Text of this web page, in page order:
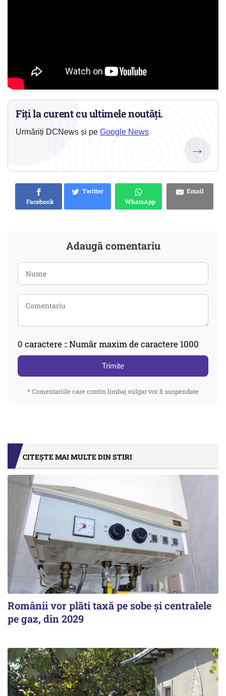
Fiți la curent cu ultimele noutăți.
Urmăriți DCNews și pe Google News
→
Facebook
Twitter
WhatsApp
Email
Adaugă comentariu
0 caractere :: Număr maxim de caractere 1000
Trimite
* Comentariile care contin limbaj vulgar vor fi suspendate
CITEȘTE MAI MULTE DIN STIRI
Românii vor plăti taxă pe sobe şi centralele
pe gaz, din 2029